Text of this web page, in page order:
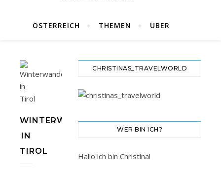
ÖSTERREICH THEMEN ÜBER
WINTERWANDERUNGEN
IN
TIROL
CHRISTINAS_TRAVELWORLD
WER BIN ICH?
Hallo ich bin Christina!